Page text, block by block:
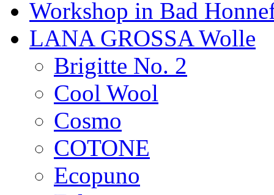
Workshop in Bad
LANA GROSSA Wolle
Brigitte No. 2
Cool Wool
Cosmo
COTONE
Ecopuno